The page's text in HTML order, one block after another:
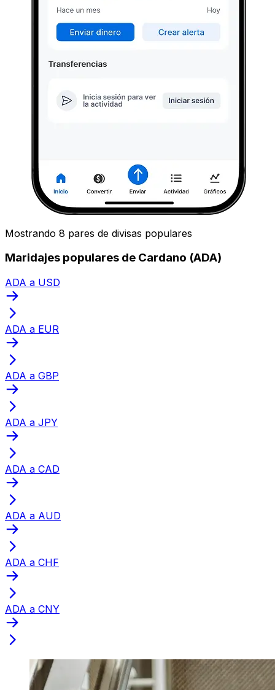
Mostrando 8 pares de divisas populares
Maridajes populares de Cardano (ADA)
ADA a USD
ADA a EUR
ADA a GBP
ADA a JPY
ADA a CAD
ADA a AUD
ADA a CHF
ADA a CNY